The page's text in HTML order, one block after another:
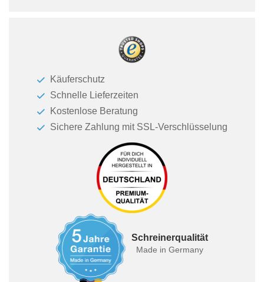
Käuferschutz
Schnelle Lieferzeiten
Kostenlose Beratung
Sichere Zahlung mit SSL-Verschlüsselung
Schreinerqualität
Made in Germany